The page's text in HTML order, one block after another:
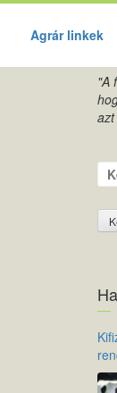
Agrár linkek
"A